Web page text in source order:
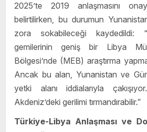
2025’te 2019 anlaşmasını
belirtilirken, bu durumun
zora sokabileceği kaydedildi:
gemilerinin geniş bir Libya
Bölgesi’nde (MEB) araştırma
Ancak bu alan, Yunanistan ve
yetki alanı iddialarıyla
Akdeniz’deki gerilimi tırmandırabilir.”
Türkiye-Libya Anlaşması ve